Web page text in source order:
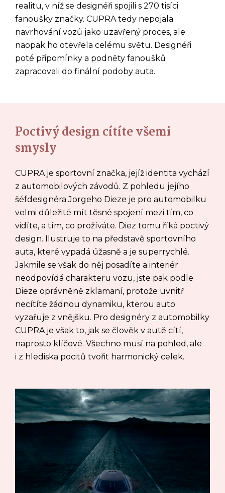
realitu, v níž se designéři spojili s 270 tisíci
fanoušky značky. CUPRA tedy nepojala
navrhování vozů jako uzavřený proces, ale
naopak ho otevřela celému světu. Designéři
poté připomínky a podněty fanoušků
zapracovali do finální podoby auta.
Poctivý design cítíte všemi
smysly
CUPRA je sportovní značka, jejíž identita vychází
z automobilových závodů. Z pohledu jejího
šéfdesignéra Jorgeho Dieze je pro automobilku
velmi důležité mít těsné spojení mezi tím, co
vidíte, a tím, co prožíváte. Diez tomu říká poctivý
design. Ilustruje to na představě sportovního
auta, které vypadá úžasně a je superrychlé.
Jakmile se však do něj posadíte a interiér
neodpovídá charakteru vozu, jste pak podle
Dieze oprávněně zklamaní, protože uvnitř
necítíte žádnou dynamiku, kterou auto
vyzařuje z vnějšku. Pro designéry z automobilky
CUPRA je však to, jak se člověk v autě cítí,
naprosto klíčové. Všechno musí na pohled, ale
i z hlediska pocitů tvořit harmonický celek.